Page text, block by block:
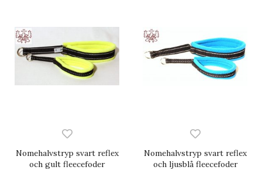
Nomehalvstryp svart reflex
och gult fleecefoder
Nomehalvstryp svart reflex
och ljusblå fleecefoder